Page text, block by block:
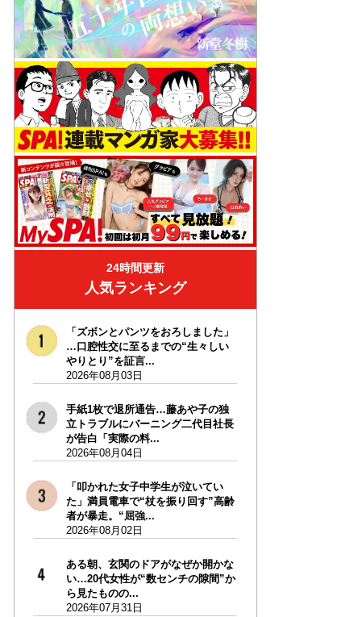
24時間更新
人気ランキング
「ズボンとパンツをおろしました」
…口腔性交に至るまでの“生々しい
やりとり”を証言...
2026年08月03日
手紙1枚で退所通告…藤あや子の独
立トラブルにバーニング二代目社長
が告白「実際の料...
2026年08月04日
「叩かれた女子中学生が泣いてい
た」満員電車で“杖を振り回す”高齢
者が暴走。“屈強...
2026年08月02日
ある朝、玄関のドアがなぜか開かな
い…20代女性が“数センチの隙間”か
ら見たものの...
2026年07月31日